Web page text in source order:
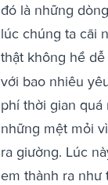
đó là những
lúc chúng ta cãi
thật không hề dễ
với bao nhiêu
phí thời gian
những mệt mỏi
ra giường. Lúc
em thành ra như